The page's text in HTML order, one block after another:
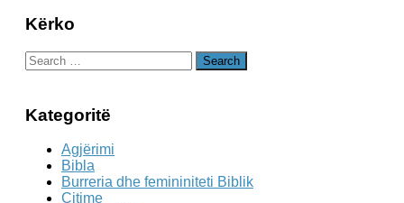
Kërko
Search
for:
Kategoritë
Agjërimi
Bibla
Burreria dhe femininiteti Biblik
Citime